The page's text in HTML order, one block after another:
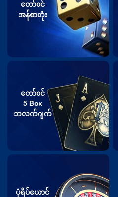
တော်ဝင်
အန်စာတုံး
တော်ဝင်
5 Box
ဘလက်ဂျက်
ပုံရိပ်ယောင်